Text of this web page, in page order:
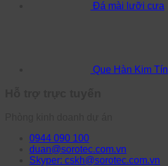
Đá mài lưỡi cưa
Que Hàn Kim Tín
0944 090 100
duan@sorotec.com.vn
Skyper: cskh@sorotec.com.vn